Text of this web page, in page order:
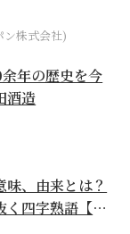
ン株式会社)
年の歴史を今
酒造
味、由来とは？
く四字熟語【座